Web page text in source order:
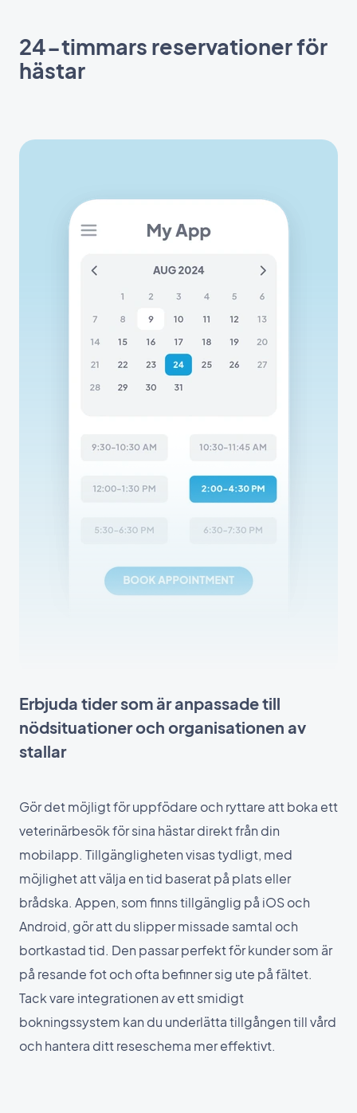
24-timmars reservationer för
hästar
Erbjuda tider som är anpassade till
nödsituationer och organisationen av
stallar
Gör det möjligt för uppfödare och ryttare att boka ett
veterinärbesök för sina hästar direkt från din
mobilapp. Tillgängligheten visas tydligt, med
möjlighet att välja en tid baserat på plats eller
brådska. Appen, som finns tillgänglig på iOS och
Android, gör att du slipper missade samtal och
bortkastad tid. Den passar perfekt för kunder som är
på resande fot och ofta befinner sig ute på fältet.
Tack vare integrationen av ett smidigt
bokningssystem kan du underlätta tillgången till vård
och hantera ditt reseschema mer effektivt.